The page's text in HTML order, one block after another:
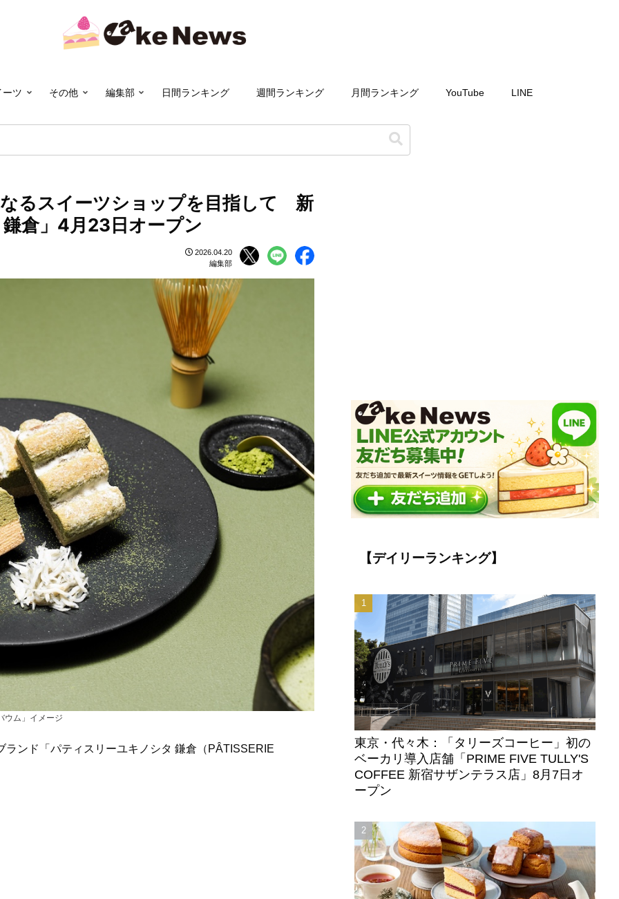
ーツ その他 編集部 日間ランキング 週間ランキング 月間ランキング YouTube LINE
るスイーツショップを目指して 新
倉」4月23日オープン
2026.04.20
編集部
ウム」イメージ
ンド「パティスリーユキノシタ 鎌倉（PÂTISSERIE
【デイリーランキング】
東京・代々木：「タリーズコーヒー」初の
ベーカリ導入店舗「PRIME FIVE TULLY'S
COFFEE 新宿サザンテラス店」8月7日オ
ープン